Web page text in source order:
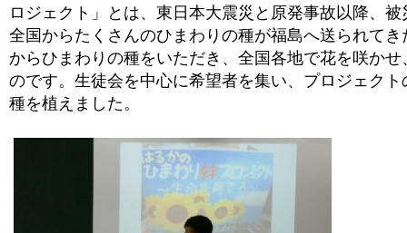
ロジェクト」とは、東日本大震災と原発事故以降、
全国からたくさんのひまわりの種が福島へ送られて
からひまわりの種をいただき、全国各地で花を咲か
のです。生徒会を中心に希望者を集い、プロジェク
種を植えました。